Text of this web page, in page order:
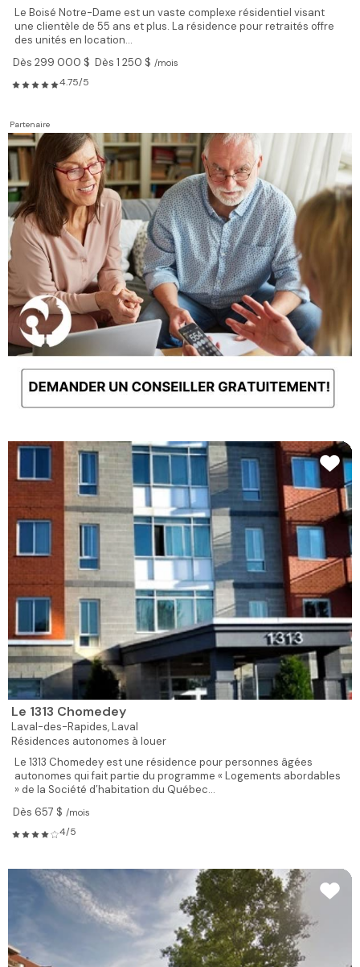
Le Boisé Notre-Dame est un vaste complexe résidentiel visant
une clientèle de 55 ans et plus. La résidence pour retraités offre
des unités en location...
Dès 299 000 $ Dès 1 250 $ /mois
4.75/5
Partenaire
Le 1313 Chomedey
Laval-des-Rapides,Laval
Résidences autonomes à louer
Le 1313 Chomedey est une résidence pour personnes âgées
autonomes qui fait partie du programme « Logements abordables
» de la Société d’habitation du Québec...
Dès 657 $ /mois
4/5